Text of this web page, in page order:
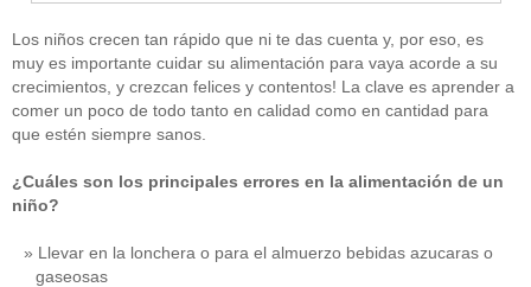
Los niños crecen tan rápido que ni te das cuenta y, por eso, es
muy es importante cuidar su alimentación para vaya acorde a su
crecimientos, y crezcan felices y contentos! La clave es aprender a
comer un poco de todo tanto en calidad como en cantidad para
que estén siempre sanos.
¿Cuáles son los principales errores en la alimentación de un
niño?
Llevar en la lonchera o para el almuerzo bebidas azucaras o
gaseosas